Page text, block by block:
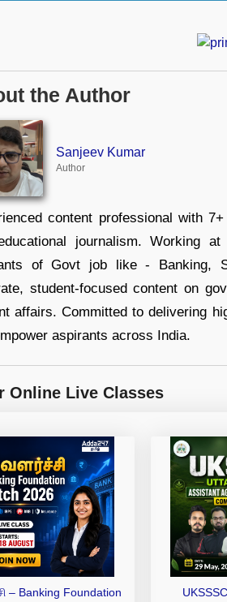
the Author
Sanjeev Kumar
Author
content professional with
journalism. Working
of Govt job like - Banking,
student-focused content on
affairs. Committed to delivering
aspirants across India.
Online Live Classes
– Banking Foundation